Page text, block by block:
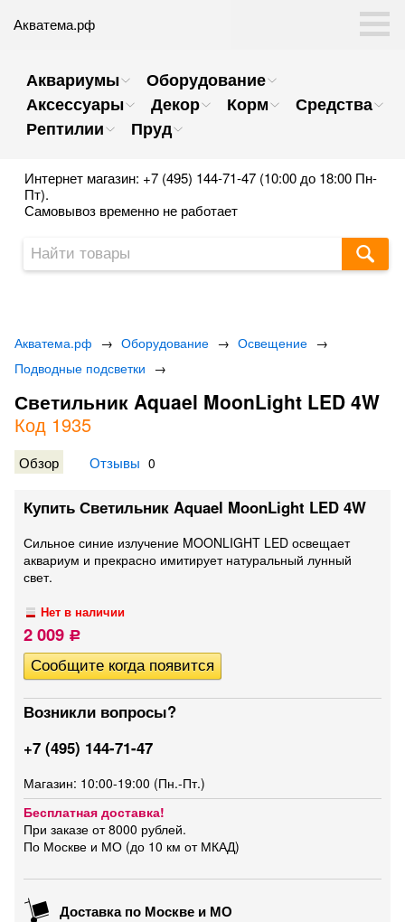
Акватема.рф
Аквариумы
Оборудование
Аксессуары
Декор Корм
Средства
Рептилии
Пруд
Интернет магазин: +7 (495) 144-71-47 (10:00 до 18:00 Пн-
Пт).
Самовывоз временно не работает
Акватема.рф → Оборудование → Освещение →
Подводные подсветки →
Светильник Aquael MoonLight LED 4W
Код 1935
Обзор Отзывы 0
Купить Светильник Aquael MoonLight LED 4W
Сильное синие излучение MOONLIGHT LED освещает
аквариум и прекрасно имитирует натуральный лунный
свет.
Нет в наличии
2 009 Р
Возникли вопросы?
+7 (495) 144-71-47
Магазин: 10:00-19:00 (Пн.-Пт.)
Бесплатная доставка!
При заказе от 8000 рублей.
По Москве и МО (до 10 км от МКАД)
Доставка по Москве и МО